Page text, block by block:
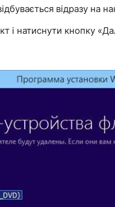
відразу на
і натиснути кнопку